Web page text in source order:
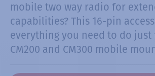
mobile two way radio for
capabilities? This 16-pin
everything you need to do
CM200 and CM300 mobile